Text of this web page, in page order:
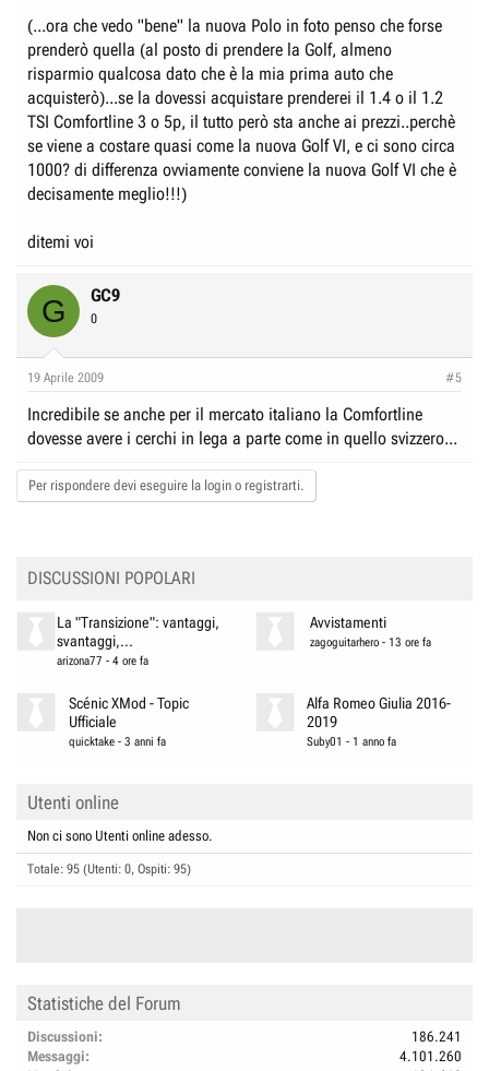
(...ora che vedo "bene" la nuova Polo in foto penso che forse
prenderò quella (al posto di prendere la Golf, almeno
risparmio qualcosa dato che è la mia prima auto che
acquisterò)...se la dovessi acquistare prenderei il 1.4 o il 1.2
TSI Comfortline 3 o 5p, il tutto però sta anche ai prezzi..perchè
se viene a costare quasi come la nuova Golf VI, e ci sono circa
1000? di differenza ovviamente conviene la nuova Golf VI che è
decisamente meglio!!!)
ditemi voi
G GC9
0
19 Aprile 2009 #5
Incredibile se anche per il mercato italiano la Comfortline
dovesse avere i cerchi in lega a parte come in quello svizzero...
Per rispondere devi eseguire la login o registrarti.
DISCUSSIONI POPOLARI
La "Transizione": vantaggi,
svantaggi,...
arizona77 - 4 ore fa
Avvistamenti
zagoguitarhero - 13 ore fa
Scénic XMod - Topic
Ufficiale
quicktake -3 anni fa
Alfa Romeo Giulia 2016-
2019
Suby01 - 1 anno fa
Utenti online
Non ci sono Utenti online adesso.
Totale: 95 (Utenti: 0, Ospiti: 95)
Statistiche del Forum
Discussioni
186.241
Messaggi
4.101.260